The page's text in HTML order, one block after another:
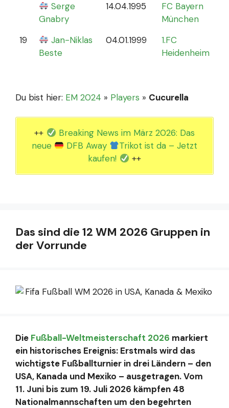
Serge
Gnabry
14.04.1995
FC Bayern
München
19
Jan-Niklas
Beste
04.01.1999
1.FC
Heidenheim
Du bist hier: EM 2024 » Players » Cucurella
++
Breaking News im März 2026: Das
neue
DFB Away
Trikot ist da – Jetzt
kaufen!
++
Das sind die 12 WM 2026 Gruppen in
der Vorrunde
Die Fußball-Weltmeisterschaft 2026 markiert
ein historisches Ereignis: Erstmals wird das
wichtigste Fußballturnier in drei Ländern – den
USA, Kanada und Mexiko – ausgetragen. Vom
11. Juni bis zum 19. Juli 2026 kämpfen 48
Nationalmannschaften um den begehrten